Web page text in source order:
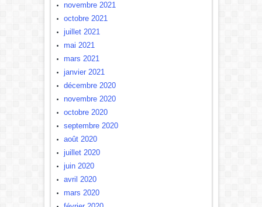
novembre 2021
octobre 2021
juillet 2021
mai 2021
mars 2021
janvier 2021
décembre 2020
novembre 2020
octobre 2020
septembre 2020
août 2020
juillet 2020
juin 2020
avril 2020
mars 2020